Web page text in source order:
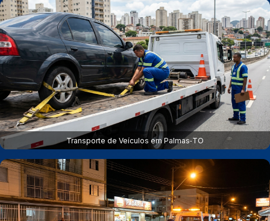
Transporte de Veículos em Palmas‑TO